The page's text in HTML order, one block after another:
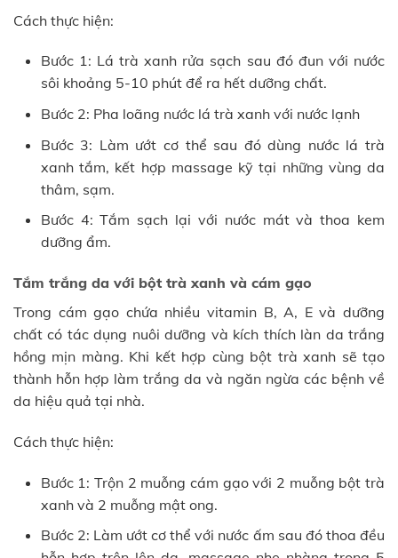
Cách thực hiện:
Bước 1: Lá trà xanh rửa sạch sau đó đun với nước
sôi khoảng 5-10 phút để ra hết dưỡng chất.
Bước 2: Pha loãng nước lá trà xanh với nước lạnh
Bước 3: Làm ướt cơ thể sau đó dùng nước lá trà
xanh tắm, kết hợp massage kỹ tại những vùng da
thâm, sạm.
Bước 4: Tắm sạch lại với nước mát và thoa kem
dưỡng ẩm.
Tắm trắng da với bột trà xanh và cám gạo
Trong cám gạo chứa nhiều vitamin B, A, E và dưỡng
chất có tác dụng nuôi dưỡng và kích thích làn da trắng
hồng mịn màng. Khi kết hợp cùng bột trà xanh sẽ tạo
thành hỗn hợp làm trắng da và ngăn ngừa các bệnh về
da hiệu quả tại nhà.
Cách thực hiện:
Bước 1: Trộn 2 muỗng cám gạo với 2 muỗng bột trà
xanh và 2 muỗng mật ong.
Bước 2: Làm ướt cơ thể với nước ấm sau đó thoa đều